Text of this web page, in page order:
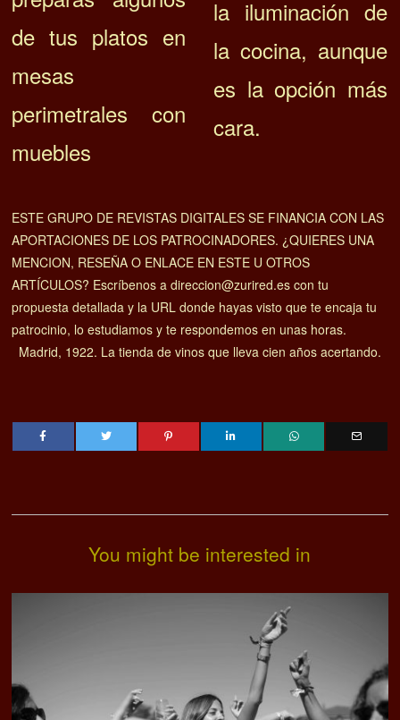
de tus platos en
mesas
perimetrales con
muebles
la iluminación de
la cocina, aunque
es la opción más
cara.
ESTE GRUPO DE REVISTAS DIGITALES SE FINANCIA CON LAS
APORTACIONES DE LOS PATROCINADORES. ¿QUIERES UNA
MENCION, RESEÑA O ENLACE EN ESTE U OTROS
ARTÍCULOS? Escríbenos a direccion@zurired.es con tu
propuesta detallada y la URL donde hayas visto que te encaja tu
patrocinio, lo estudiamos y te respondemos en unas horas.
Madrid, 1922. La tienda de vinos que lleva cien años acertando.
You might be interested in